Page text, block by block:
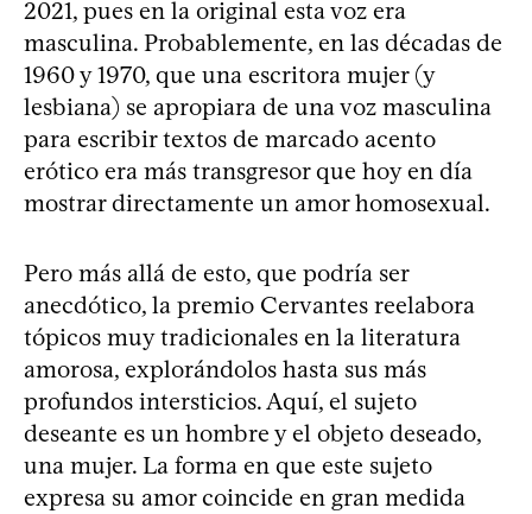
2021, pues en la original esta voz era
masculina. Probablemente, en las décadas de
1960 y 1970, que una escritora mujer (y
lesbiana) se apropiara de una voz masculina
para escribir textos de marcado acento
erótico era más transgresor que hoy en día
mostrar directamente un amor homosexual.
Pero más allá de esto, que podría ser
anecdótico, la premio Cervantes reelabora
tópicos muy tradicionales en la literatura
amorosa, explorándolos hasta sus más
profundos intersticios. Aquí, el sujeto
deseante es un hombre y el objeto deseado,
una mujer. La forma en que este sujeto
expresa su amor coincide en gran medida